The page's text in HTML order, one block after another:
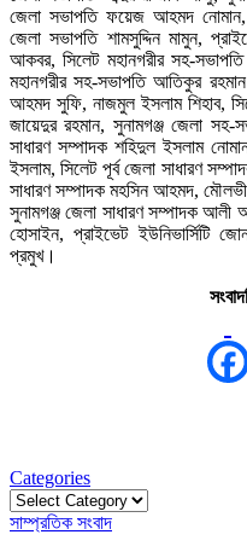
জেলা সভাপতি ফয়েজ আহমদ নোমান,
জেলা সভাপতি শামসুদ্দিন মামুন,
আকবর, সিলেট মহানগরীর সহ-
মহানগরীর সহ-সভাপতি আতিকুর রহমান
আহমদ সুফি, নাজমুল ইসলাম শিহাব,
জায়েদুর রহমান, সুনামগঞ্জ জেলা সহ-
সাধারণ সম্পাদক শহিদুল ইসলাম
ইসলাম, সিলেট পূর্ব জেলা সাধারণ
সাধারণ সম্পাদক মহসিন আহমদ,
সুনামগঞ্জ জেলা সাধারণ সম্পাদক আলী
হোসাইন, প্রাইভেট ইউনিভার্সিটি
প্রমুখ।
Categories
Categories
সাম্প্রতিক সংবাদ